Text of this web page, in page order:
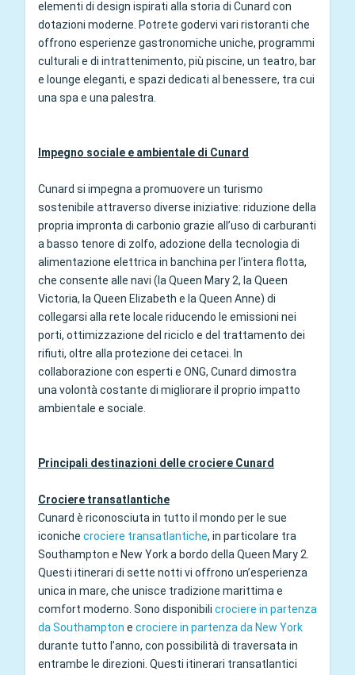
elementi di design ispirati alla storia di Cunard con
dotazioni moderne. Potrete godervi vari ristoranti che
offrono esperienze gastronomiche uniche, programmi
culturali e di intrattenimento, più piscine, un teatro, bar
e lounge eleganti, e spazi dedicati al benessere, tra cui
una spa e una palestra.
Impegno sociale e ambientale di Cunard
Cunard si impegna a promuovere un turismo
sostenibile attraverso diverse iniziative: riduzione della
propria impronta di carbonio grazie all’uso di carburanti
a basso tenore di zolfo, adozione della tecnologia di
alimentazione elettrica in banchina per l’intera flotta,
che consente alle navi (la Queen Mary 2, la Queen
Victoria, la Queen Elizabeth e la Queen Anne) di
collegarsi alla rete locale riducendo le emissioni nei
porti, ottimizzazione del riciclo e del trattamento dei
rifiuti, oltre alla protezione dei cetacei. In
collaborazione con esperti e ONG, Cunard dimostra
una volontà costante di migliorare il proprio impatto
ambientale e sociale.
Principali destinazioni delle crociere Cunard
Crociere transatlantiche
Cunard è riconosciuta in tutto il mondo per le sue
iconiche crociere transatlantiche, in particolare tra
Southampton e New York a bordo della Queen Mary 2.
Questi itinerari di sette notti vi offrono un’esperienza
unica in mare, che unisce tradizione marittima e
comfort moderno. Sono disponibili crociere in partenza
da Southampton e crociere in partenza da New York
durante tutto l’anno, con possibilità di traversata in
entrambe le direzioni. Questi itinerari transatlantici